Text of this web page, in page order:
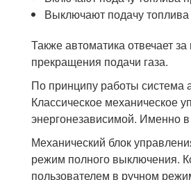
Выключают подачу
Также автоматика отвечает
прекращения подачи газа.
По принципу работы система
Классическое механическое
энергонезависимой. Именно в
Механический блок
режим полного выключения.
пользователем в ручном